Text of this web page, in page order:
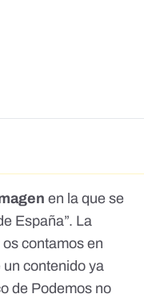
en la que se
España”. La
contamos en
contenido ya
de Podemos no